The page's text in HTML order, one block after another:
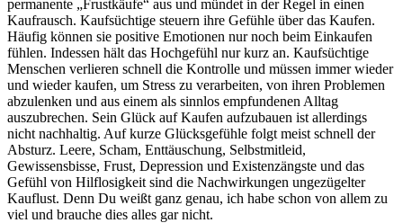
permanente „Frustkäufe“ aus und mündet in der Regel in einen
Kaufrausch. Kaufsüchtige steuern ihre Gefühle über das Kaufen.
Häufig können sie positive Emotionen nur noch beim Einkaufen
fühlen. Indessen hält das Hochgefühl nur kurz an. Kaufsüchtige
Menschen verlieren schnell die Kontrolle und müssen immer wieder
und wieder kaufen, um Stress zu verarbeiten, von ihren Problemen
abzulenken und aus einem als sinnlos empfundenen Alltag
auszubrechen. Sein Glück auf Kaufen aufzubauen ist allerdings
nicht nachhaltig. Auf kurze Glücksgefühle folgt meist schnell der
Absturz. Leere, Scham, Enttäuschung, Selbstmitleid,
Gewissensbisse, Frust, Depression und Existenzängste und das
Gefühl von Hilflosigkeit sind die Nachwirkungen ungezügelter
Kauflust. Denn Du weißt ganz genau, ich habe schon von allem zu
viel und brauche dies alles gar nicht.